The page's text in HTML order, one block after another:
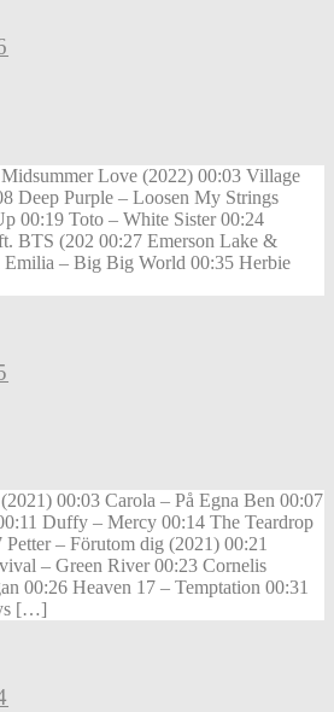
Love (2022) 00:03 Village
Deep Purple – Loosen My Strings
00:19 Toto – White Sister 00:24
BTS (202 00:27 Emerson Lake &
Emilia – Big Big World 00:35 Herbie
00:03 Carola – På Egna Ben 00:07
Duffy – Mercy 00:14 The Teardrop
– Förutom dig (2021) 00:21
– Green River 00:23 Cornelis
00:26 Heaven 17 – Temptation 00:31
[…]